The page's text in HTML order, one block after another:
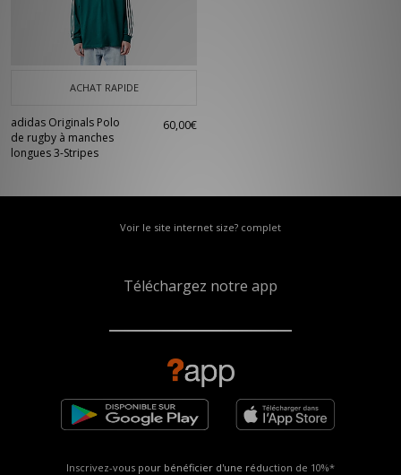
ACHAT RAPIDE
adidas Originals Polo
de rugby à manches
longues 3-Stripes
60,00€
Voir le site internet size? complet
Téléchargez notre app
Inscrivez-vous pour bénéficier d'une réduction de 10%*